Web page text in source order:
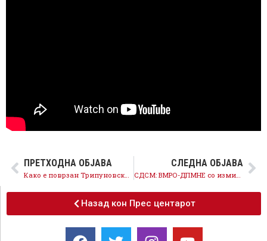
ПРЕТХОДНА ОБЈАВА
Како е поврзан Трипуновски со корупцискиот скандал, негова блиска соработничка е меѓу осомничените?
СЛЕДНА ОБЈАВА
СДСМ: ВМРО-ДПМНЕ со измислени приказни го покрива хаосот во власта
Назад кон Прес центарот